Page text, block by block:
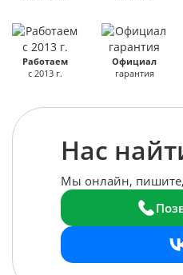
Работаем
с 2013 г.
Официал
гарантия
Нас
Мы онлайн,